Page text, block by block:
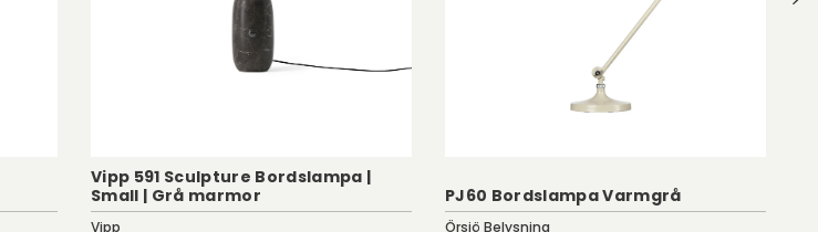
Vipp 591 Sculpture Bordslampa |
Small | Grå marmor
Vipp
PJ60 Bordslampa Varmgrå
Örsjö Belysning